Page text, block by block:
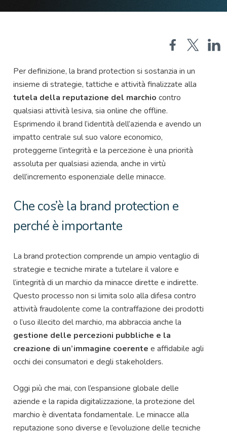
Per definizione, la brand protection si sostanzia in un
insieme di strategie, tattiche e attività finalizzate alla
tutela della reputazione del marchio contro
qualsiasi attività lesiva, sia online che offline.
Esprimendo il brand l’identità dell’azienda e avendo un
impatto centrale sul suo valore economico,
proteggerne l’integrità e la percezione è una priorità
assoluta per qualsiasi azienda, anche in virtù
dell’incremento esponenziale delle minacce.
Che cos’è la brand protection e
perché è importante
La brand protection comprende un ampio ventaglio di
strategie e tecniche mirate a tutelare il valore e
l’integrità di un marchio da minacce dirette e indirette.
Questo processo non si limita solo alla difesa contro
attività fraudolente come la contraffazione dei prodotti
o l’uso illecito del marchio, ma abbraccia anche la
gestione delle percezioni pubbliche e la
creazione di un’immagine coerente e affidabile agli
occhi dei consumatori e degli stakeholders.
Oggi più che mai, con l’espansione globale delle
aziende e la rapida digitalizzazione, la protezione del
marchio è diventata fondamentale. Le minacce alla
reputazione sono diverse e l’evoluzione delle tecniche